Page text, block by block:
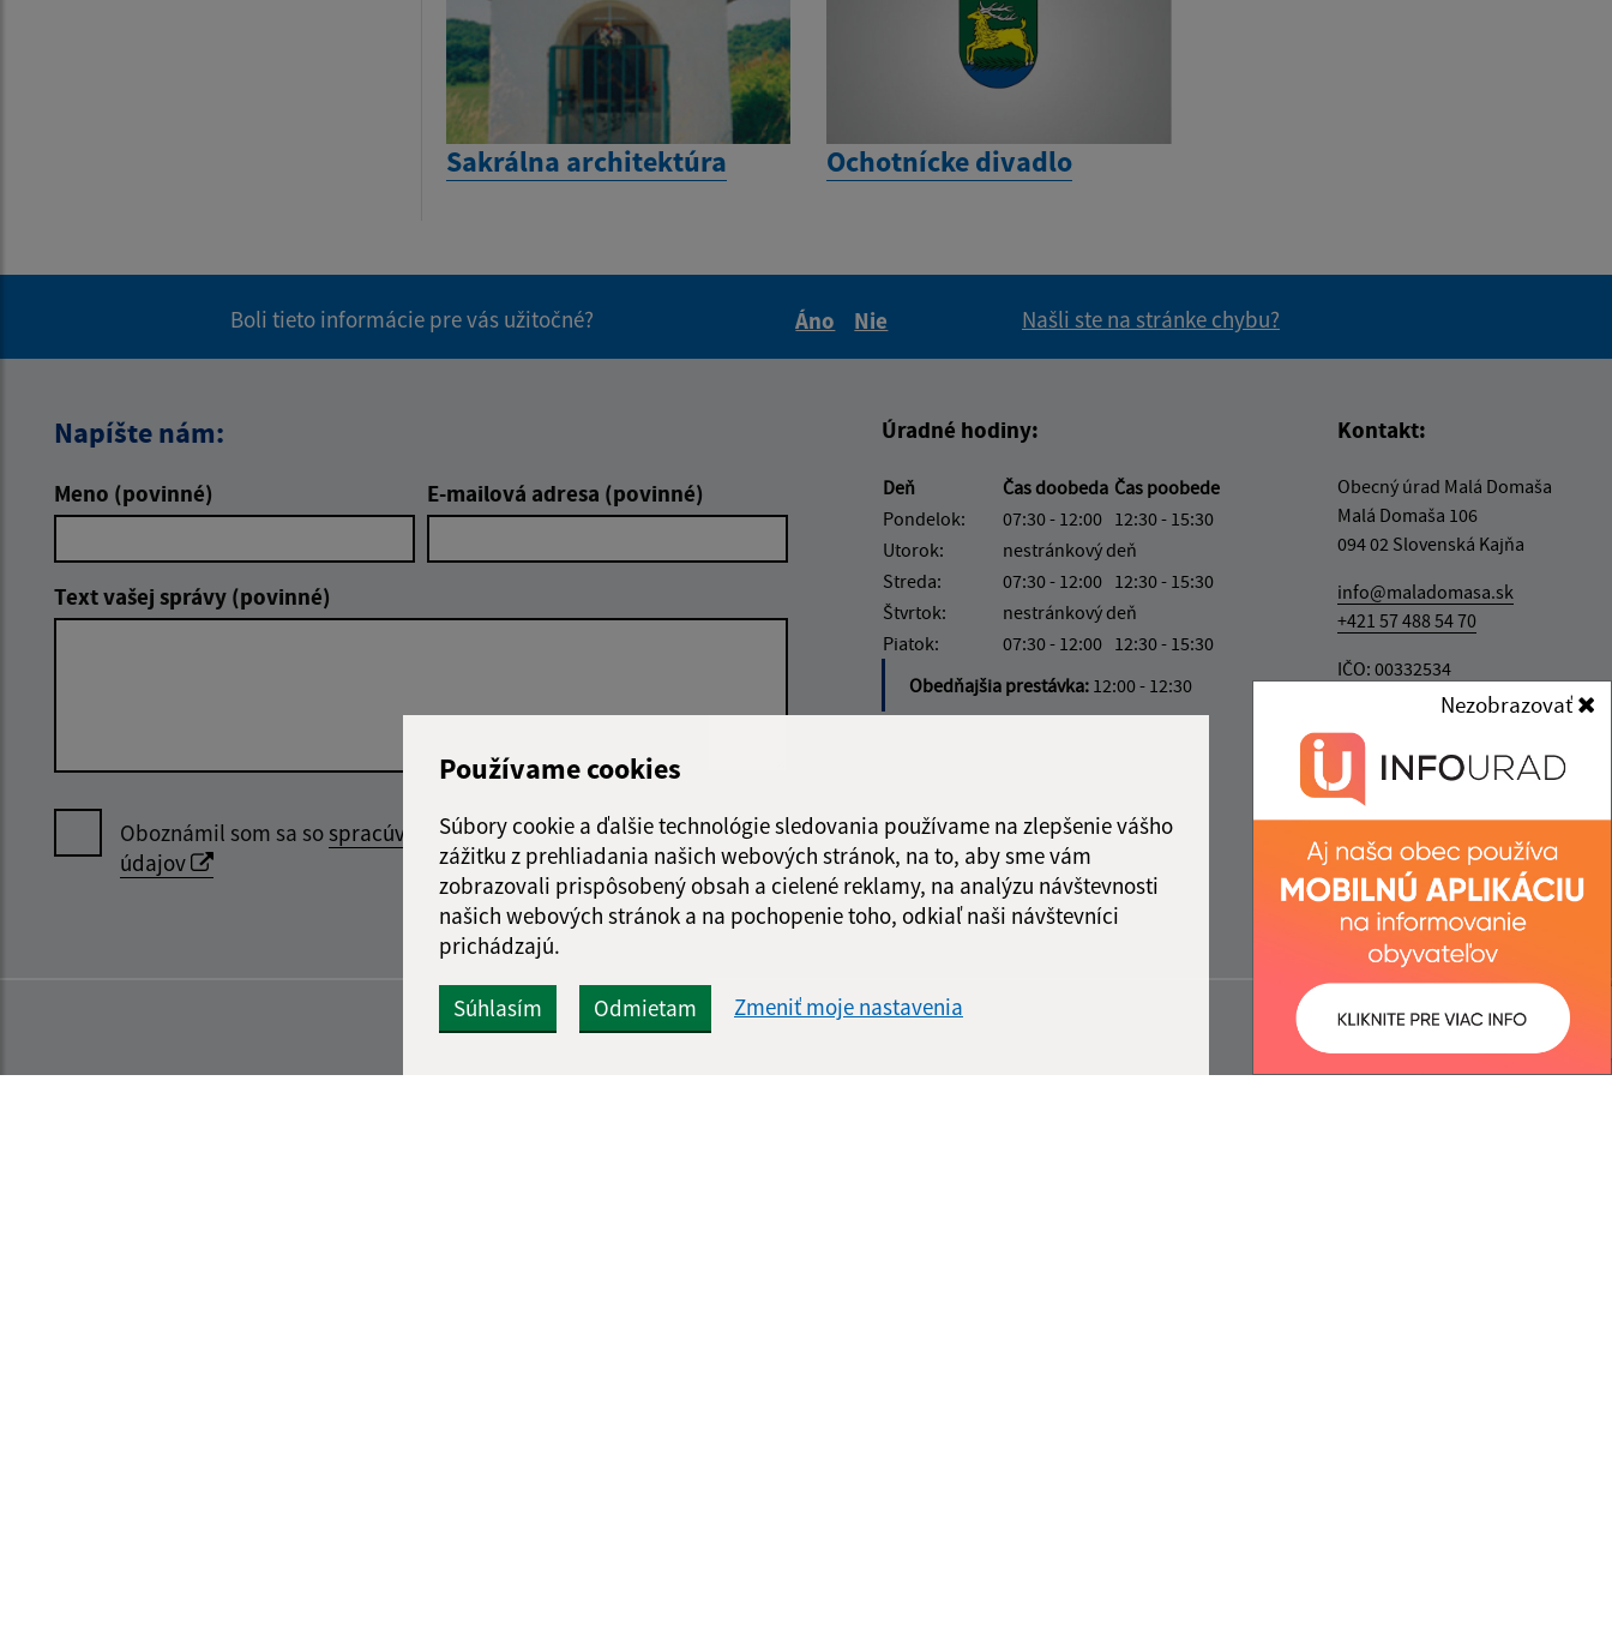
Používame cookies
Súbory cookie a ďalšie technológie sledovania používame na zlepšenie vášho
zážitku z prehliadania našich webových stránok, na to, aby sme vám
zobrazovali prispôsobený obsah a cielené reklamy, na analýzu návštevnosti
našich webových stránok a na pochopenie toho, odkiaľ naši návštevníci
prichádzajú.
Súhlasím Odmietam Zmeniť moje nastavenia
Nezobrazovať
Sakrálna architektúra Ochotnícke divadlo
Boli tieto informácie pre vás užitočné?
Áno
Nie
Našli ste na stránke chybu?
Napíšte nám:
Meno (povinné) E-mailová adresa (povinné)
Text vašej správy (povinné)
Oboznámil som sa sospracúvaním osobných
údajov
Google reCaptcha Response
Odoslať
správu
Úradné hodiny:
Deň Čas doobeda Čas poobede
Pondelok:
07:30 - 12:00 12:30 - 15:30
Utorok:
nestránkový deň
Streda:
07:30 - 12:00 12:30 - 15:30
Štvrtok:
nestránkový deň
Piatok:
07:30 - 12:00 12:30 - 15:30
Obedňajšia prestávka: 12:00 - 12:30
Kontakt:
Obecný úrad Malá Domaša
Malá Domaša 106
094 02 Slovenská Kajňa
info@maladomasa.sk
+421 57 488 54 70
IČO: 00332534